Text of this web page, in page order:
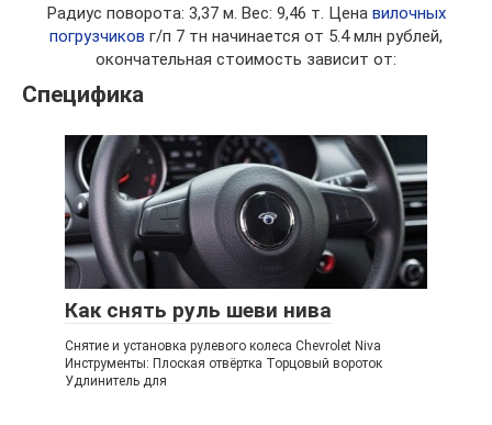
Радиус поворота: 3,37 м. Вес: 9,46 т. Цена вилочных
погрузчиков г/п 7 тн начинается от 5.4 млн рублей,
окончательная стоимость зависит от:
Специфика
Как снять руль шеви нива
Снятие и установка рулевого колеса Chevrolet Niva
Инструменты: Плоская отвёртка Торцовый вороток
Удлинитель для